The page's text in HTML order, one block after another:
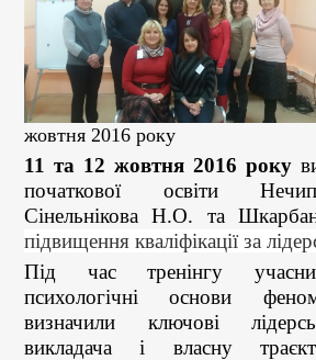
жовтня 2016 року
11 та 12 жовтня 2016 року
початкової освіти
Сінельнікова Н.О. та
підвищення кваліфікації за
Під час тренінгу
психологічні основи
визначили ключові
викладача і власну